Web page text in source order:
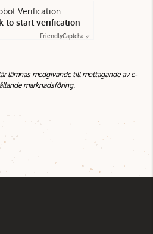
Verification
to start verification
FriendlyCaptcha ⇗
lämnas medgivande till mottagande av e-
marknadsföring.